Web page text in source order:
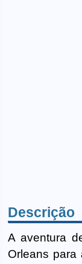
Descrição
A aventura
Orleans para